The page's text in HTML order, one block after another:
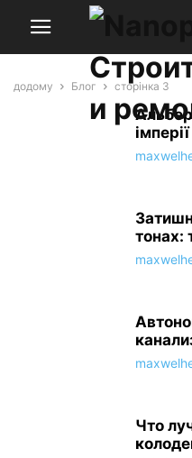
додому Блог сторінка 3
імперії
тонах:
Что